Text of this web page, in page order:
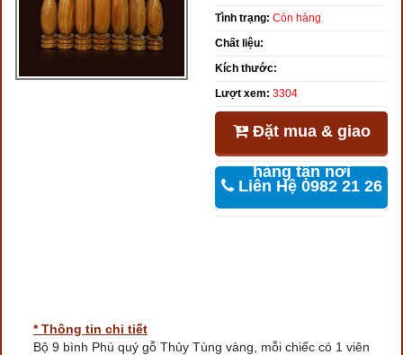
Tình trạng: Còn hàng
Chất liệu:
Kích thước:
Lượt xem: 3304
Đặt mua & giao
hàng tận nơi
Liên Hệ 0982 21 26
* Thông tin chi tiết
Bộ 9 bình Phú quý gỗ Thủy Tùng vàng, mỗi chiếc có 1 viên